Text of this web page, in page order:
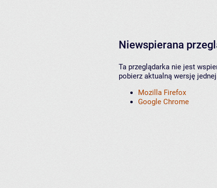
Niewspierana
Ta przeglądarka nie jest
pobierz aktualną wersję
Mozilla Firefox
Google Chrome